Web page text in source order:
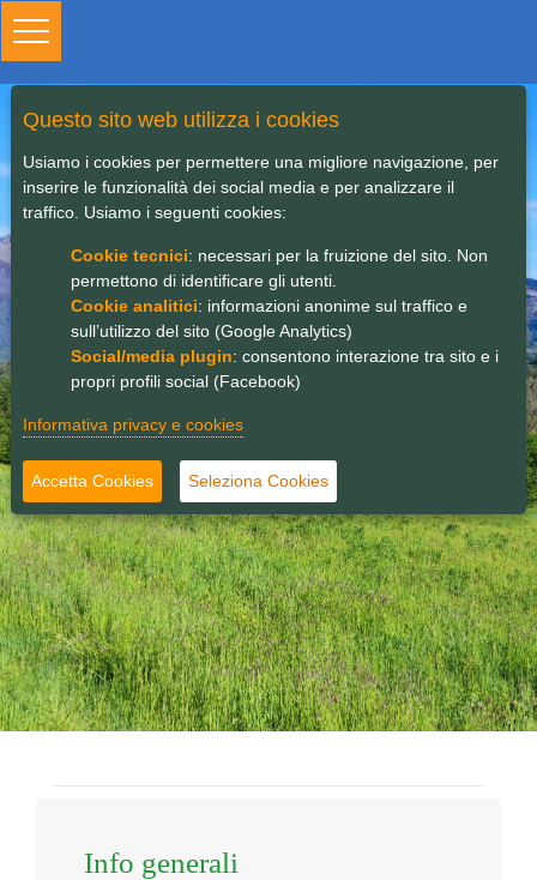
Toggle
Sportello vallare a
sostegno
dell'innovazione
Info generali
Questo sito web utilizza i cookies
Usiamo i cookies per permettere una migliore navigazione, per
inserire le funzionalità dei social media e per analizzare il
traffico. Usiamo i seguenti cookies:
Cookie tecnici: necessari per la fruizione del sito. Non
permettono di identificare gli utenti.
Cookie analitici: informazioni anonime sul traffico e
sull’utilizzo del sito (Google Analytics)
Social/media plugin: consentono interazione tra sito e i
propri profili social (Facebook)
Informativa privacy e cookies
Accetta Cookies Seleziona Cookies